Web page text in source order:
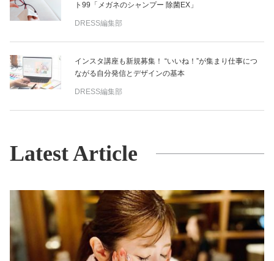
ト99「メガネのシャンプー 除菌EX」
DRESS編集部
インスタ講座も新規募集！ “いいね！”が集まり仕事につ
ながる自分発信とデザインの基本
DRESS編集部
Latest Article